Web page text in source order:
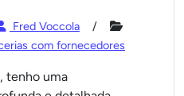
Fred Voccola
com fornecedores
tenho uma